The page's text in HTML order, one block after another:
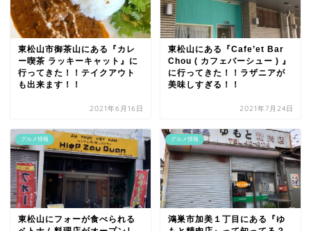
東松山市御茶山にある『カレ
ー喫茶 ラッキーキャット』に
行ってきた！！テイクアウト
も出来ます！！
2021年6月16日
東松山にある『Cafe’et Bar
Chou ( カフェバーシュー ) 』
に行ってきた！！ラザニアが
美味しすぎる！！
2021年7月24日
グルメ情報
東松山にフォーが食べられる
グルメ情報
鴻巣市加美１丁目にある『ゆ